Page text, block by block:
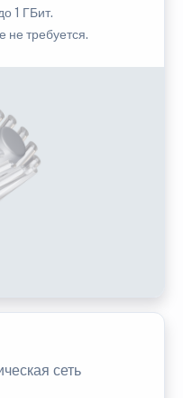
1 ГБит.
не требуется.
сеть